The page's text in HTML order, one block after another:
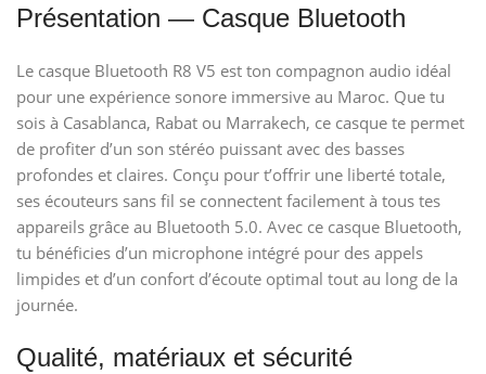
Présentation — Casque Bluetooth
Le casque Bluetooth R8 V5 est ton compagnon audio idéal
pour une expérience sonore immersive au Maroc. Que tu
sois à Casablanca, Rabat ou Marrakech, ce casque te permet
de profiter d’un son stéréo puissant avec des basses
profondes et claires. Conçu pour t’offrir une liberté totale,
ses écouteurs sans fil se connectent facilement à tous tes
appareils grâce au Bluetooth 5.0. Avec ce casque Bluetooth,
tu bénéficies d’un microphone intégré pour des appels
limpides et d’un confort d’écoute optimal tout au long de la
journée.
Qualité, matériaux et sécurité